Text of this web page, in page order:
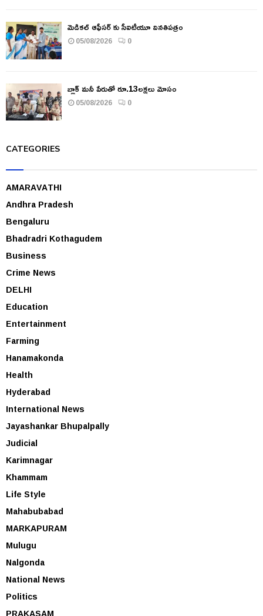
మెడికల్ ఆఫీసర్ కు సీఐటీయూ వినతిపత్రం
05/08/2026 0
బ్లాక్ మనీ పేరుతో రూ.13లక్షలు మోసం
05/08/2026 0
CATEGORIES
AMARAVATHI
Andhra Pradesh
Bengaluru
Bhadradri Kothagudem
Business
Crime News
DELHI
Education
Entertainment
Farming
Hanamakonda
Health
Hyderabad
International News
Jayashankar Bhupalpally
Judicial
Karimnagar
Khammam
Life Style
Mahabubabad
MARKAPURAM
Mulugu
Nalgonda
National News
Politics